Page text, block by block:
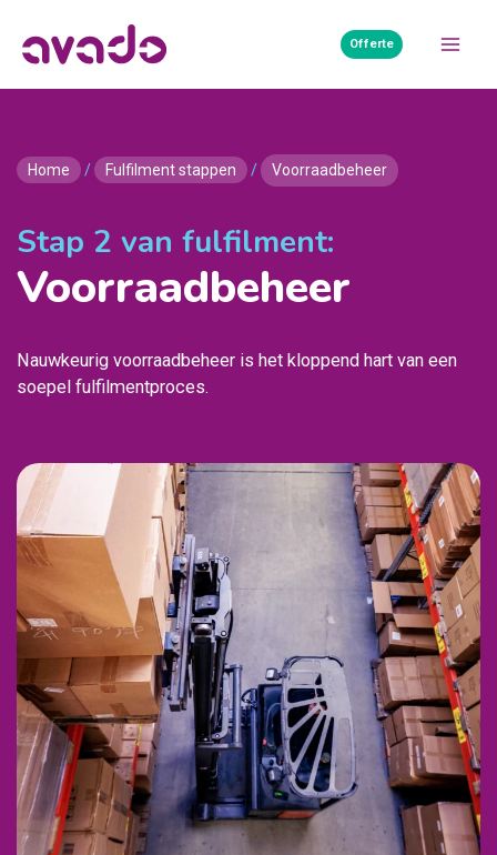
naar
inhoud
Offerte
Home / Fulfilment stappen / Voorraadbeheer
Stap 2 van fulfilment:
Voorraadbeheer
Nauwkeurig voorraadbeheer is het kloppend hart van een
soepel fulfilmentproces.